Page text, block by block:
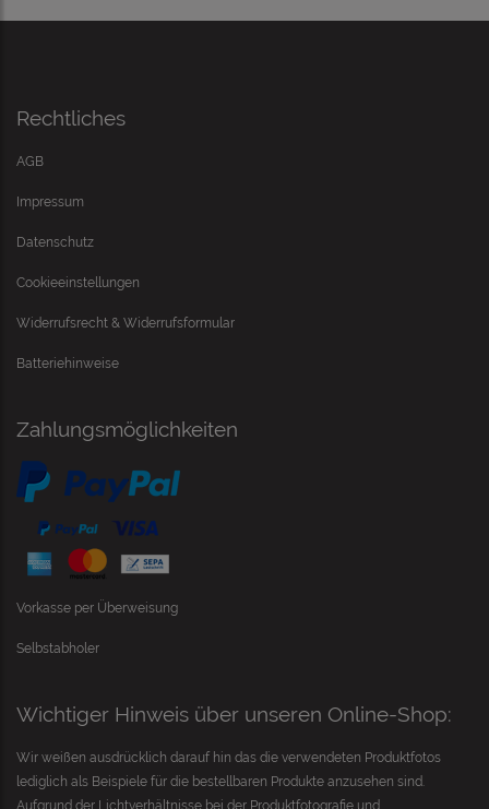
Rechtliches
AGB
Impressum
Datenschutz
Cookieeinstellungen
Widerrufsrecht & Widerrufsformular
Batteriehinweise
Zahlungsmöglichkeiten
Vorkasse per Überweisung
Selbstabholer
Wichtiger Hinweis über unseren Online-Shop:
Wir weißen ausdrücklich darauf hin das die verwendeten Produktfotos
lediglich als Beispiele für die bestellbaren Produkte anzusehen sind.